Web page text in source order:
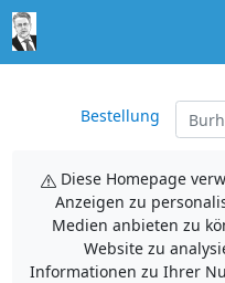
Bestellung
Diese Homepage
Anzeigen zu
Medien anbieten zu
Website zu
Informationen zu Ihrer